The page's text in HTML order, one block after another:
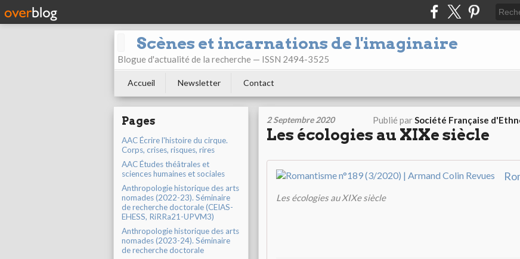
Scènes et incarnations de l'imaginaire
Blogue d'actualité de la recherche — ISSN 2494-3525
Accueil Newsletter Contact
Pages
AAC Écrire l'histoire du cirque.
Corps, crises, risques, rires
AAC Études théâtrales et
sciences humaines et sociales
Anthropologie historique des arts
nomades (2022-23). Séminaire
de recherche doctorale (CEIAS-
EHESS, RiRRa21-UPVM3)
Anthropologie historique des arts
nomades (2023-24). Séminaire
de recherche doctorale
2 Septembre 2020 Publié parSociété Française
Les écologies au XIXe siècle
Les écologies au XIXe siècle